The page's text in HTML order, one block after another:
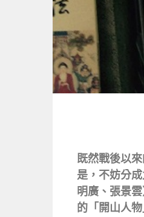
既然戰後以
是，不妨分
明廣、張景
的「開山人